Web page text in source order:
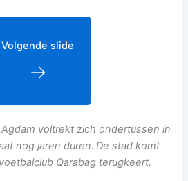
Volgende slide
voltrekt zich ondertussen in
nog jaren duren. De stad komt
Qarabag terugkeert.